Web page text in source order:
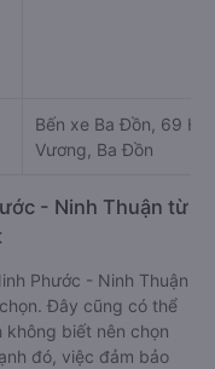
Bến xe Ba Đồn, 69
Vương, Ba Đồn
- Ninh Thuận từ
Phước - Ninh Thuận
Đây cũng có thể
không biết nên chọn
đó, việc đảm bảo